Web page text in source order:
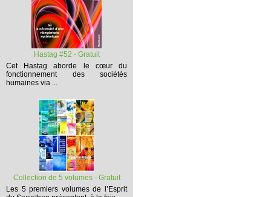
Hastag #52 - Gratuit
Cet
Hastag aborde le cœur du
fonctionnement des sociétés
humaines via ...
Collection de 5 volumes - Gratuit
Les 5 premiers volumesde l’Esprit